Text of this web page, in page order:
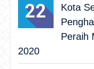
22
Kota
Peraih
2020